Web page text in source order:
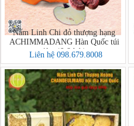
Nấm Linh Chi đỏ thượng hạng
ACHIMMADANG Hàn Quốc túi
1kg (6-8 bát)
Liên hệ 098.679.8008